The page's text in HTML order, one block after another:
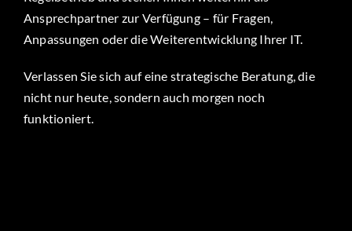
Ansprechpartner zur Verfügung – für Fragen,
Anpassungen oder die Weiterentwicklung Ihrer IT.
Verlassen Sie sich auf eine strategische Beratung, die
nicht nur heute, sondern auch morgen noch
funktioniert.